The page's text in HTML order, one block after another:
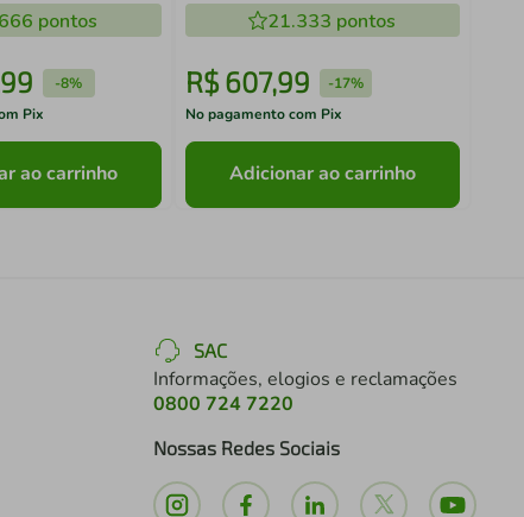
pontos
99 -8%
Pix
ao carrinho
21.333 pontos
R$ 607,99 -17%
No pagamento com Pix
Adicionar ao carrinho
SAC
Informações, elogios e reclamações
0800 724 7220
Nossas Redes Sociais